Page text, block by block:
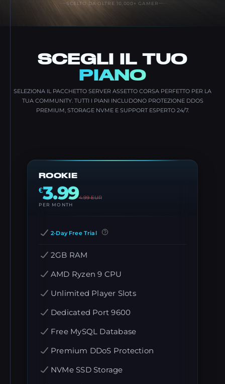
SCELTO DA OLTRE 10,000+ GAMER
SCEGLI IL TUO
PIANO
SELEZIONA IL PACCHETTO SERVER ASSETTO CORSA PERFETTO PER LA
TUA COMMUNITY. TUTTI I PIANI INCLUDONO PROTEZIONE DDOS
PREMIUM, STORAGE NVME E SUPPORT ESPERTO 24/7.
ROOKIE
€3.994.99EUR
PER MONTH
2-Day Free Trial
2GB RAM
AMD Ryzen 9 CPU
Unlimited Player Slots
Dedicated Port 9600
Free MySQL Database
Premium DDoS Protection
NVMe SSD Storage